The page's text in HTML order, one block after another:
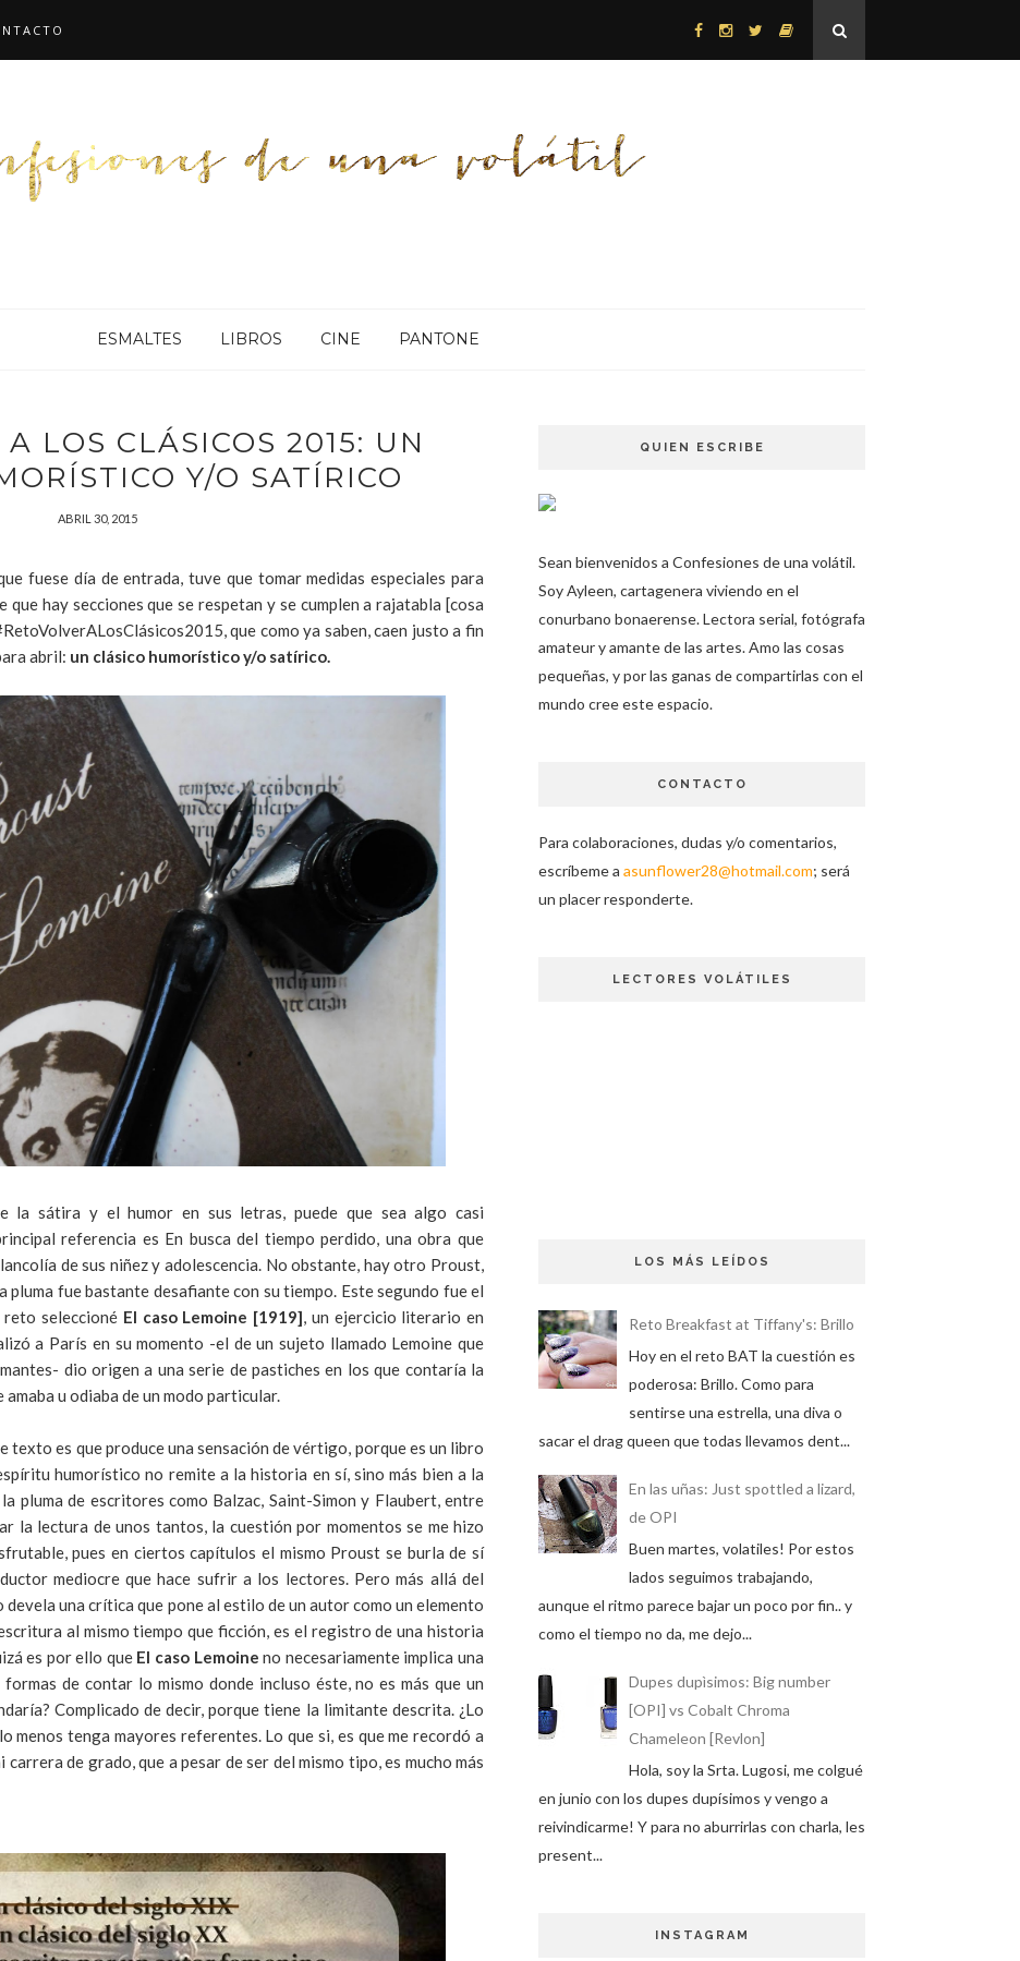
ESMALTES LIBROS CINE PANTONE
LOS CLÁSICOS 2015: UN
Y/O SATÍRICO
ABRIL 30, 2015
fuese día de entrada, tuve que tomar medidas especiales para
hay secciones que se respetan y se cumplen a rajatabla [cosa
que como ya saben, caen justo a fin
abril: un clásico humorístico y/o satírico.
la sátira y el humor en sus letras, puede que sea algo casi
referencia es En busca del tiempo perdido, una obra que
de sus niñez y adolescencia. No obstante, hay otro Proust,
pluma fue bastante desafiante con su tiempo. Este segundo fue el
seleccioné El caso Lemoine [1919], un ejercicio literario en
a París en su momento -el de un sujeto llamado Lemoine que
dio origen a una serie de pastiches en los que contaría la
u odiaba de un modo particular.
texto es que produce una sensación de vértigo, porque es un libro
humorístico no remite a la historia en sí, sino más bien a la
pluma de escritores como Balzac, Saint-Simon y Flaubert, entre
la lectura de unos tantos, la cuestión por momentos se me hizo
pues en ciertos capítulos el mismo Proust se burla de sí
mediocre que hace sufrir a los lectores. Pero más allá del
una crítica que pone al estilo de un autor como un elemento
al mismo tiempo que ficción, es el registro de una historia
es por ello que El caso Lemoine no necesariamente implica una
de contar lo mismo donde incluso éste, no es más que un
Complicado de decir, porque tiene la limitante descrita. ¿Lo
menos tenga mayores referentes. Lo que si, es que me recordó a
de grado, que a pesar de ser del mismo tipo, es mucho más
QUIEN ESCRIBE
Sean bienvenidos a Confesiones de una volátil.
Soy Ayleen, cartagenera viviendo en el
conurbano bonaerense. Lectora serial, fotógrafa
amateur y amante de las artes. Amo las cosas
pequeñas, y por las ganas de compartirlas con el
mundo cree este espacio.
CONTACTO
Para colaboraciones, dudas y/o comentarios,
escríbeme a asunflower28@hotmail.com; será
un placer responderte.
LECTORES VOLÁTILES
LOS MÁS LEÍDOS
Reto Breakfast at Tiffany's: Brillo
Hoy en el reto BAT la cuestión es
poderosa: Brillo. Como para
sentirse una estrella, una diva o
sacar el drag queen que todas llevamos dent...
En las uñas: Just spottled a lizard,
de OPI
Buen martes, volatiles! Por estos
lados seguimos trabajando,
aunque el ritmo parece bajar un poco por fin.. y
como el tiempo no da, me dejo...
Dupes dupìsimos: Big number
[OPI] vs Cobalt Chroma
Chameleon [Revlon]
Hola, soy la Srta. Lugosi, me colgué
en junio con los dupes dupísimos y vengo a
reivindicarme! Y para no aburrirlas con charla, les
present...
INSTAGRAM